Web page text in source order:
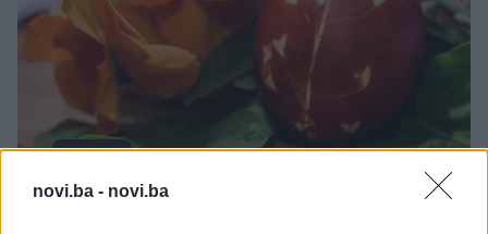
novi.ba - novi.ba